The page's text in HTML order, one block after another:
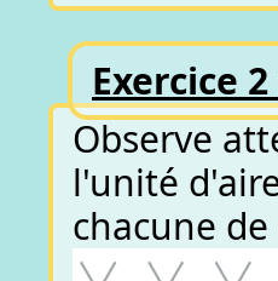
Exercice 2
Observe
l'unité
chacune